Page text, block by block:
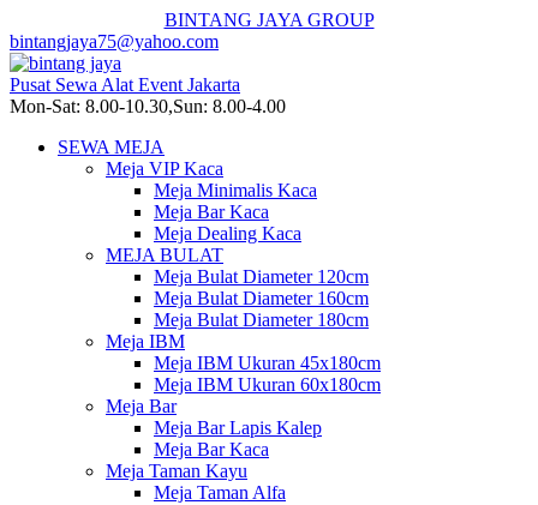
BINTANG JAYA GROUP
bintangjaya75@yahoo.com
Pusat Sewa Alat Event Jakarta
Mon-Sat: 8.00-10.30,Sun: 8.00-4.00
SEWA MEJA
Meja VIP Kaca
Meja Minimalis Kaca
Meja Bar Kaca
Meja Dealing Kaca
MEJA BULAT
Meja Bulat Diameter 120cm
Meja Bulat Diameter 160cm
Meja Bulat Diameter 180cm
Meja IBM
Meja IBM Ukuran 45x180cm
Meja IBM Ukuran 60x180cm
Meja Bar
Meja Bar Lapis Kalep
Meja Bar Kaca
Meja Taman Kayu
Meja Taman Alfa